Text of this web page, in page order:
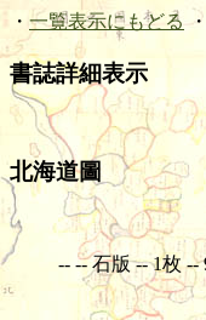
・ 一覧表示にもどる ・
書誌詳細表示
北海道圖
-- -- 石版 -- 1枚 --